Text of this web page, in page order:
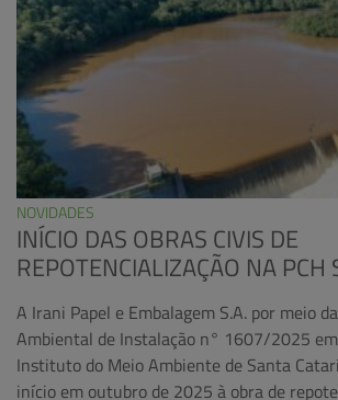
NOVIDADES
INÍCIO DAS OBRAS CIVIS DE
REPOTENCIALIZAÇÃO NA PCH
A Irani Papel e Embalagem S.A. por meio
Ambiental de Instalação n° 1607/2025
Instituto do Meio Ambiente de Santa
início em outubro de 2025 à obra de